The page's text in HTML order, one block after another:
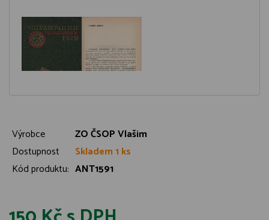
Výrobce
ZO ČSOP Vlašim
Dostupnost
Skladem 1 ks
Kód produktu: ANT1591